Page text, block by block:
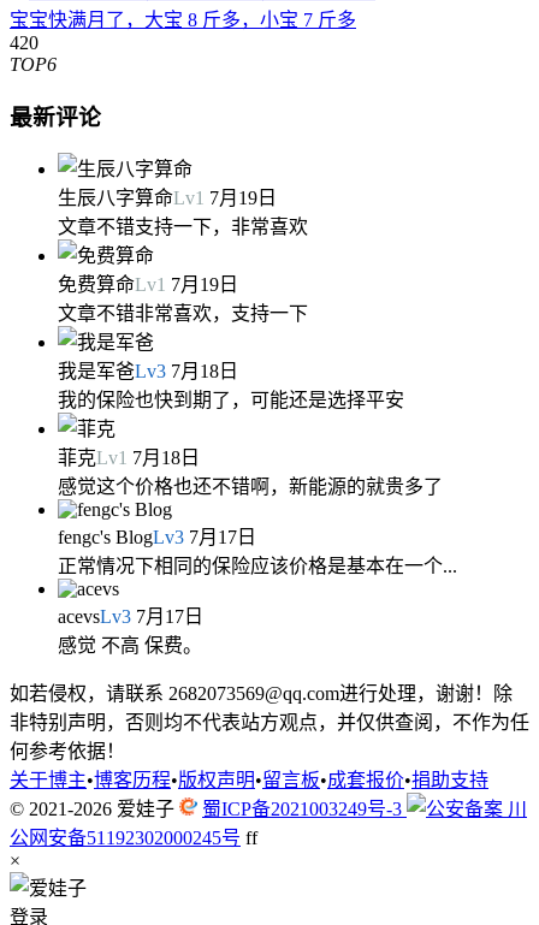
宝宝快满月了，大宝 8 斤多，小宝 7 斤多
420
TOP6
最新评论
生辰八字算命Lv1 7月19日
文章不错支持一下，非常喜欢
免费算命Lv1 7月19日
文章不错非常喜欢，支持一下
我是军爸Lv3 7月18日
我的保险也快到期了，可能还是选择平安
菲克Lv1 7月18日
感觉这个价格也还不错啊，新能源的就贵多了
fengc's BlogLv3 7月17日
正常情况下相同的保险应该价格是基本在一个...
acevsLv3 7月17日
感觉 不高 保费。
如若侵权，请联系 2682073569@qq.com进行处理，谢谢！除
非特别声明，否则均不代表站方观点，并仅供查阅，不作为任
何参考依据！
关于博主•博客历程•版权声明•留言板•成套报价•捐助支持
© 2021-2026 爱娃子 蜀ICP备2021003249号-3
川
公网安备51192302000245号 ff
×
登录